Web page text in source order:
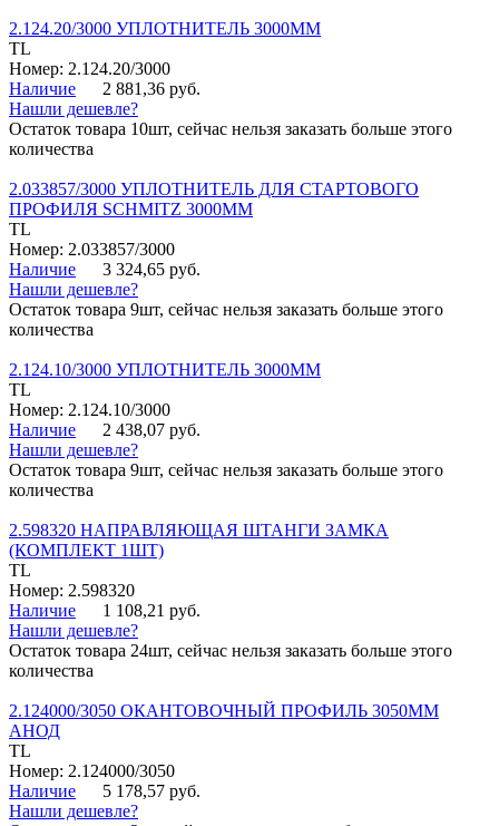
2.124.20/3000 УПЛОТНИТЕЛЬ 3000ММ
TL
Номер: 2.124.20/3000
Наличие
2 881,36 руб.
Нашли дешевле?
Остаток товара 10шт, сейчас нельзя заказать больше этого
количества
2.033857/3000 УПЛОТНИТЕЛЬ ДЛЯ СТАРТОВОГО
ПРОФИЛЯ SCHMITZ 3000ММ
TL
Номер: 2.033857/3000
Наличие
3 324,65 руб.
Нашли дешевле?
Остаток товара 9шт, сейчас нельзя заказать больше этого
количества
2.124.10/3000 УПЛОТНИТЕЛЬ 3000ММ
TL
Номер: 2.124.10/3000
Наличие
2 438,07 руб.
Нашли дешевле?
Остаток товара 9шт, сейчас нельзя заказать больше этого
количества
2.598320 НАПРАВЛЯЮЩАЯ ШТАНГИ ЗАМКА
(КОМПЛЕКТ 1ШТ)
TL
Номер: 2.598320
Наличие
1 108,21 руб.
Нашли дешевле?
Остаток товара 24шт, сейчас нельзя заказать больше этого
количества
2.124000/3050 ОКАНТОВОЧНЫЙ ПРОФИЛЬ 3050ММ
АНОД
TL
Номер: 2.124000/3050
Наличие
5 178,57 руб.
Нашли дешевле?